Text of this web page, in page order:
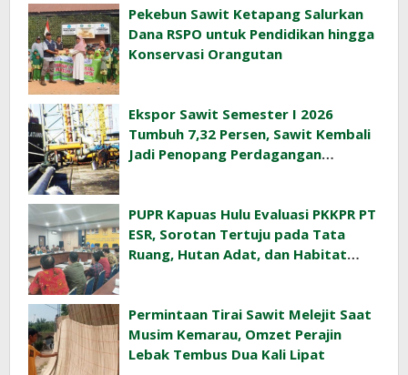
Pekebun Sawit Ketapang Salurkan
Dana RSPO untuk Pendidikan hingga
Konservasi Orangutan
Ekspor Sawit Semester I 2026
Tumbuh 7,32 Persen, Sawit Kembali
Jadi Penopang Perdagangan
PUPR Kapuas Hulu Evaluasi PKKPR PT
ESR, Sorotan Tertuju pada Tata
Ruang, Hutan Adat, dan Habitat
Permintaan Tirai Sawit Melejit Saat
Musim Kemarau, Omzet Perajin
Lebak Tembus Dua Kali Lipat